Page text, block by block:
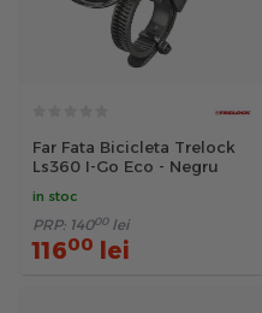
Far Fata Bicicleta Trelock
Ls360 I-Go Eco - Negru
in stoc
PRP: 14000 lei
11600 lei